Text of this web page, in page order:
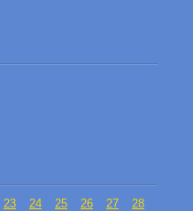
23 24 25 26 27
28